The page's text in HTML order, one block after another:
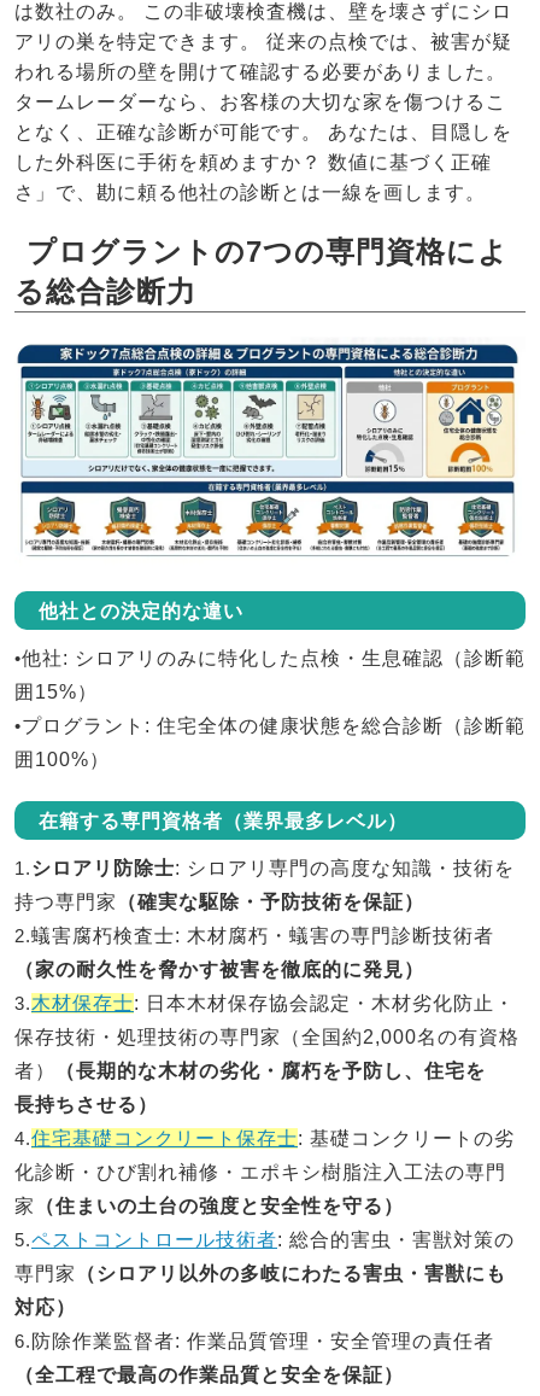
は数社のみ。 この非破壊検査機は、壁を壊さずにシロ
アリの巣を特定できます。 従来の点検では、被害が疑
われる場所の壁を開けて確認する必要がありました。
タームレーダーなら、お客様の大切な家を傷つけるこ
となく、正確な診断が可能です。 あなたは、目隠しを
した外科医に手術を頼めますか？ 数値に基づく正確
さ」で、勘に頼る他社の診断とは一線を画します。
プログラントの7つの専門資格によ
る総合診断力
他社との決定的な違い
•他社: シロアリのみに特化した点検・生息確認（診断範
囲15%）
•プログラント : 住宅全体の健康状態を総合診断（診断範
囲100%）
在籍する専門資格者（業界最多レベル）
1.シロアリ防除士: シロアリ専門の高度な知識・技術を
持つ専門家
（確実な駆除・予防技術を保証）
2.蟻害腐朽検査士: 木材腐朽・蟻害の専門診断技術者
（家の耐久性を脅かす被害を徹底的に発見）
3.木材保存士: 日本木材保存協会認定・木材劣化防止・
保存技術・処理技術の専門家（全国約2,000名の有資格
者）
（長期的な木材の劣化・腐朽を予防し、住宅を
長持ちさせる）
4.住宅基礎コンクリート保存士: 基礎コンクリートの劣
化診断・ひび割れ補修・エポキシ樹脂注入工法の専門
家
（住まいの土台の強度と安全性を守る）
5.ペストコントロール技術者: 総合的害虫・害獣対策の
専門家
（シロアリ以外の多岐にわたる害虫・害獣にも
対応）
6. 防除作業監督者: 作業品質管理・安全管理の責任者
（全工程で最高の作業品質と安全を保証）